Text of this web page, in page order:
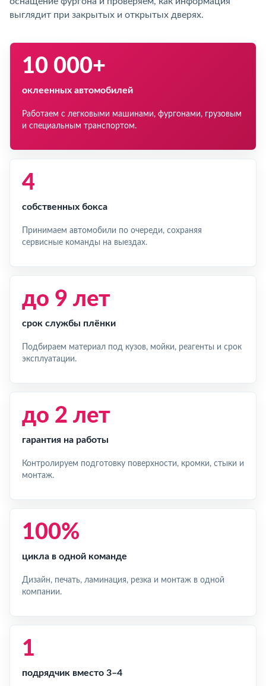
выглядит при закрытых и открытых дверях.
10 000+
оклеенных автомобилей
Работаем с легковыми машинами, фургонами, грузовым
и специальным транспортом.
4
собственных бокса
Принимаем автомобили по очереди, сохраняя
сервисные команды на выездах.
до 9 лет
срок службы плёнки
Подбираем материал под кузов, мойки, реагенты и срок
эксплуатации.
до 2 лет
гарантия на работы
Контролируем подготовку поверхности, кромки, стыки и
монтаж.
100%
цикла в одной команде
Дизайн, печать, ламинация, резка и монтаж в одной
компании.
1
подрядчик вместо 3–4